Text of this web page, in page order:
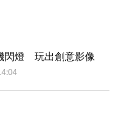
閃燈 玩出創意影像